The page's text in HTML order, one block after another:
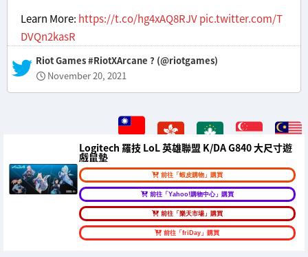
Learn More: https://t.co/hg4xAQ8RJVpic.twitter.com/T
DVQn2kasR
— Riot Games #RiotXArcane ? (@riotgames)
November 20, 2021
Logitech 羅技 LoL 英雄聯盟 K/DA G840 大尺寸遊
戲鼠墊
前往「蝦皮購物」購買
前往「Yahoo!購物中心」購買
前往「樂天市場」購買
前往「friDay」購買